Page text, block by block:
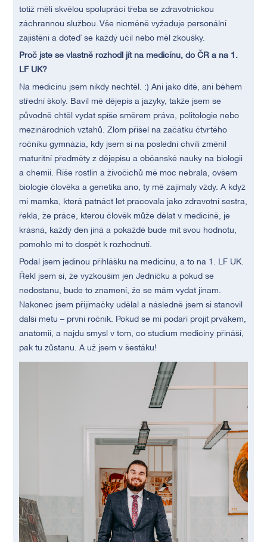
totiž měli skvělou spolupráci třeba se zdravotnickou
záchrannou službou. Vše nicméně vyžaduje personální
zajištění a doteď se každý učil nebo měl zkoušky.
Proč jste se vlastně rozhodl jít na medicínu, do ČR a na 1.
LF UK?
Na medicínu jsem nikdy nechtěl. :) Ani jako dítě, ani během
střední školy. Bavil mě dějepis a jazyky, takže jsem se
původně chtěl vydat spíše směrem práva, politologie nebo
mezinárodních vztahů. Zlom přišel na začátku čtvrtého
ročníku gymnázia, kdy jsem si na poslední chvíli změnil
maturitní předměty z dějepisu a občanské nauky na biologii
a chemii. Říše rostlin a živočichů mě moc nebrala, ovšem
biologie člověka a genetika ano, ty mě zajímaly vždy. A když
mi mamka, která patnáct let pracovala jako zdravotní sestra,
řekla, že práce, kterou člověk může dělat v medicíně, je
krásná, každý den jiná a pokaždé bude mít svou hodnotu,
pomohlo mi to dospět k rozhodnutí.
Podal jsem jedinou přihlášku na medicínu, a to na 1. LF UK.
Řekl jsem si, že vyzkouším jen Jedničku a pokud se
nedostanu, bude to znamení, že se mám vydat jinam.
Nakonec jsem přijímačky udělal a následně jsem si stanovil
další metu – první ročník. Pokud se mi podaří projít prvákem,
anatomií, a najdu smysl v tom, co studium medicíny přináší,
pak tu zůstanu. A už jsem v šestáku!